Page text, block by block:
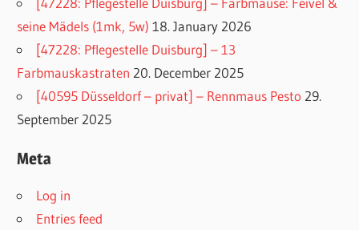
seine Mädels (1mk, 5w) 18. January 2026
[47228: Pflegestelle Duisburg] – 13
Farbmauskastraten 20. December 2025
[40595 Düsseldorf – privat] – Rennmaus Pesto 29.
September 2025
Meta
Log in
Entries feed